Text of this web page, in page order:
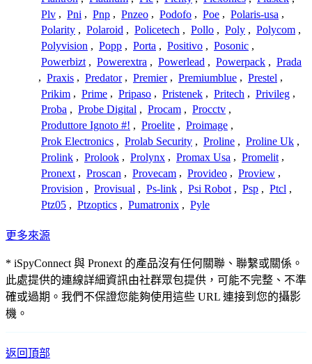
Plv , Pni , Pnp , Pnzeo , Podofo , Poe , Polaris-usa ,
Polarity , Polaroid , Policetech , Pollo , Poly , Polycom ,
Polyvision , Popp , Porta , Positivo , Posonic ,
Powerbizt , Powerextra , Powerlead , Powerpack , Prada
, Praxis , Predator , Premier , Premiumblue , Prestel ,
Prikim , Prime , Pripaso , Pristenek , Pritech , Privileg ,
Proba , Probe Digital , Procam , Procctv ,
Produttore Ignoto #! , Proelite , Proimage ,
Prok Electronics , Prolab Security , Proline , Proline Uk ,
Prolink , Prolook , Prolynx , Promax Usa , Promelit ,
Pronext , Proscan , Provecam , Provideo , Proview ,
Provision , Provisual , Ps-link , Psi Robot , Psp , Ptcl ,
Ptz05 , Ptzoptics , Pumatronix , Pyle
更多來源
* iSpyConnect 與 Pronext 的產品沒有任何關聯、聯繫或關係。
此處提供的連線詳細資訊由社群眾包提供，可能不完整、不準
確或過期。我們不保證您能夠使用這些 URL 連接到您的攝影
機。
返回頂部